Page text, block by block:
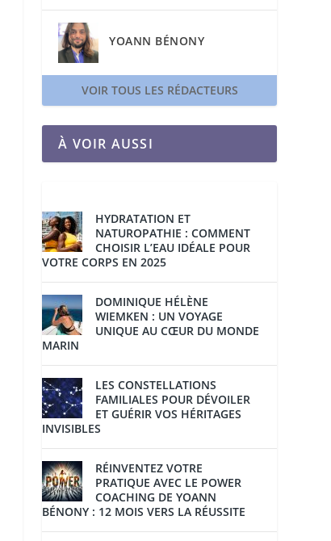
YOANN BÉNONY
VOIR TOUS LES RÉDACTEURS
À VOIR AUSSI
HYDRATATION ET
NATUROPATHIE : COMMENT
CHOISIR L’EAU IDÉALE POUR
VOTRE CORPS EN 2025
DOMINIQUE HÉLÈNE
WIEMKEN : UN VOYAGE
UNIQUE AU CŒUR DU MONDE
MARIN
LES CONSTELLATIONS
FAMILIALES POUR DÉVOILER
ET GUÉRIR VOS HÉRITAGES
INVISIBLES
RÉINVENTEZ VOTRE
PRATIQUE AVEC LE POWER
COACHING DE YOANN
BÉNONY : 12 MOIS VERS LA RÉUSSITE